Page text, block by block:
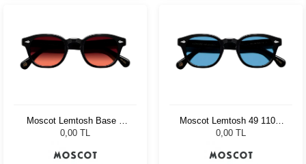
Moscot Lemtosh Base 2
Sun 46 Black Cabernet
0,00 TL
Moscot Lemtosh 49 110 Ii
Blue Celebrity Blue
0,00 TL